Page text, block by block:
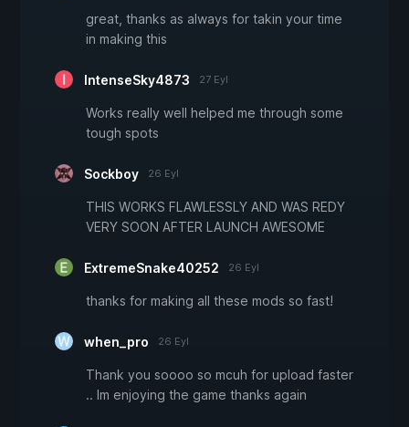
great, thanks as always for takin your time
in making this
IntenseSky4873 27 Eyl
Works really well helped me through some
tough spots
Sockboy 26 Eyl
THIS WORKS FLAWLESSLY AND WAS REDY
VERY SOON AFTER LAUNCH AWESOME
ExtremeSnake40252 26 Eyl
thanks for making all these mods so fast!
when_pro 26 Eyl
Thank you soooo so mcuh for upload faster
.. Im enjoying the game thanks again